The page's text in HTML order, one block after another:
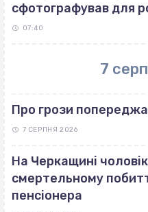
сфотографував для
07:40
7
Про грози
7 СЕРПНЯ 2026
На Черкащині
смертельному
пенсіонера